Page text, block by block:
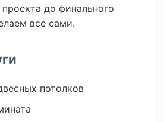
до финального
все сами.
потолков